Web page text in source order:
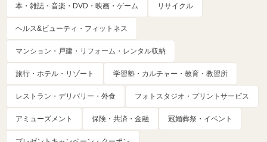
本・雑誌・音楽・DVD・映画・ゲーム リサイクル
ヘルス&ビューティ・フィットネス
マンション・戸建・リフォーム・レンタル収納
旅行・ホテル・リゾート 学習塾・カルチャー・教育・教習所
レストラン・デリバリー・外食 フォトスタジオ・プリントサービス
アミューズメント 保険・共済・金融 冠婚葬祭・イベント